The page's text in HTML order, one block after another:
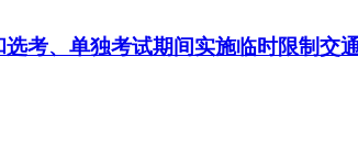
考、单独考试期间实施临时限制交